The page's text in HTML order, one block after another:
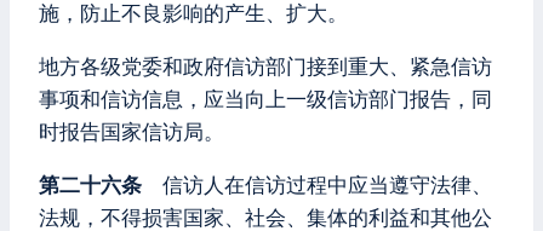
施，防止不良影响的产生、扩大。
地方各级党委和政府信访部门接到重大、紧急信访
事项和信访信息，应当向上一级信访部门报告，同
时报告国家信访局。
第二十六条 信访人在信访过程中应当遵守法律、
法规，不得损害国家、社会、集体的利益和其他公